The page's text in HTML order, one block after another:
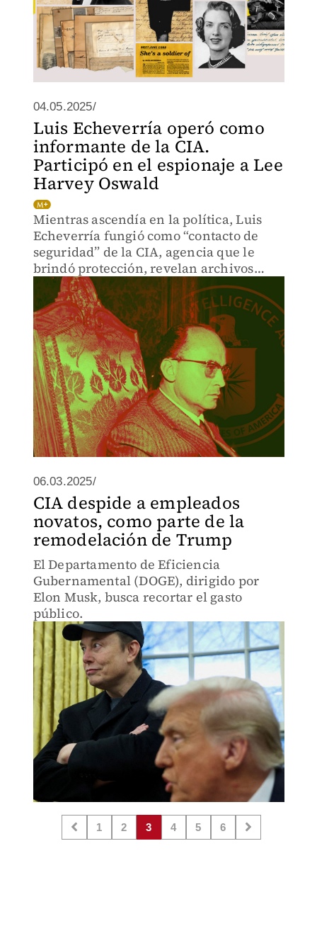
04.05.2025/
Luis Echeverría operó como
informante de la CIA.
Participó en el espionaje a Lee
Harvey Oswald
Mientras ascendía en la política, Luis
Echeverría fungió como “contacto de
seguridad” de la CIA, agencia que le
brindó protección, revelan archivos
desclasificados del caso Kennedy.
06.03.2025/
CIA despide a empleados
novatos, como parte de la
remodelación de Trump
El Departamento de Eficiencia
Gubernamental (DOGE), dirigido por
Elon Musk, busca recortar el gasto
público.
1 2 3 4 5 6